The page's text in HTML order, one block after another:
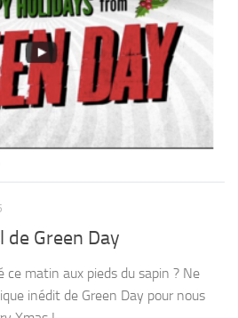
de Green Day
ce matin aux pieds du sapin ? Ne
inédit de Green Day pour nous